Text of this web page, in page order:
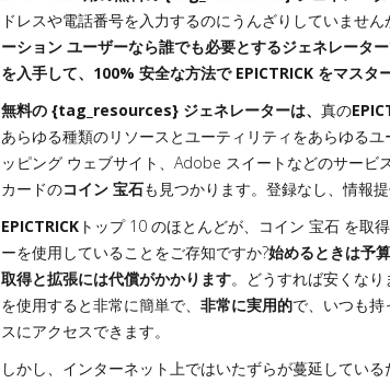
ドレスや電話番号を入力するのにうんざりしていません
ーション ユーザーなら誰でも必要とするジェネレータ
を入手して、100% 安全な方法で EPICTRICK をマスタ
無料の {tag_resources} ジェネレーターは、 真の
あらゆる種類のリソースとユーティリティをあらゆる
ッピング ウェブサイト、Adobe スイートなどのサービ
カードのコイン 宝石も見つかります。登録なし、情報
EPICTRICK トップ 10 のほとんどが、コイン 宝石 を取
ーを使用していることをご存知ですか?始めるときは予
取得と拡張には代償がかかります。どうすれば安くなり
を使用すると非常に簡単で、 非常に実用的で、いつも
スにアクセスできます。
しかし、インターネット上ではいたずらが蔓延してい